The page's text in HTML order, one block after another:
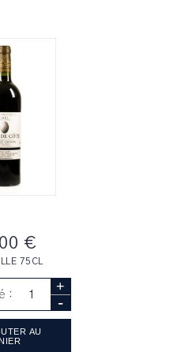
€
75CL
: +
-
AU